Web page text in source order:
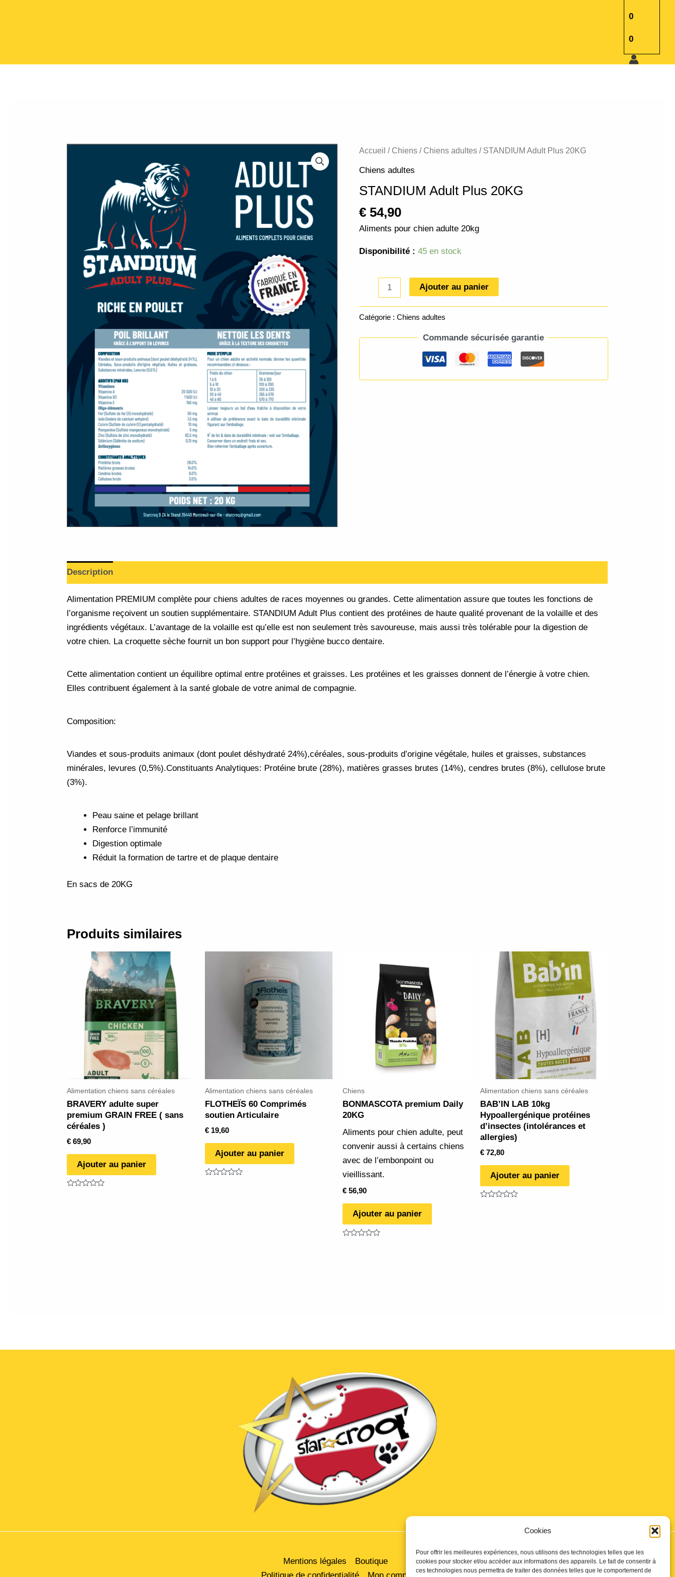
Cookies
Pour offrir les meilleures expériences, nous utilisons des technologies telles que les
cookies pour stocker et/ou accéder aux informations des appareils. Le fait de consentir à
ces technologies nous permettra de traiter des données telles que le comportement de
0
0
Accueil / Chiens / Chiens adultes / STANDIUM Adult Plus 20KG
Chiens adultes
STANDIUM Adult Plus 20KG
€ 54,90
Aliments pour chien adulte 20kg
Disponibilité : 45 en stock
quantité
Adult
Plus
Ajouter au panier
Catégorie :Chiens adultes
Commande sécurisée garantie
Description
Alimentation PREMIUM complète pour chiens adultes de races moyennes ou grandes. Cette alimentation assure que toutes les fonctions de
l’organisme reçoivent un soutien supplémentaire. STANDIUM Adult Plus contient des protéines de haute qualité provenant de la volaille et des
ingrédients végétaux. L’avantage de la volaille est qu’elle est non seulement très savoureuse, mais aussi très tolérable pour la digestion de
votre chien. La croquette sèche fournit un bon support pour l’hygiène bucco dentaire.
Cette alimentation contient un équilibre optimal entre protéines et graisses. Les protéines et les graisses donnent de l’énergie à votre chien.
Elles contribuent également à la santé globale de votre animal de compagnie.
Composition:
Viandes et sous-produits animaux (dont poulet déshydraté 24%),céréales, sous-produits d’origine végétale, huiles et graisses, substances
minérales, levures (0,5%).Constituants Analytiques: Protéine brute (28%), matières grasses brutes (14%), cendres brutes (8%), cellulose brute
(3%).
​​​​​​​Peau saine et pelage brillant
Renforce l’immunité
Digestion optimale
Réduit la formation de tartre et de plaque dentaire
En sacs de 20KG
Produits similaires
Alimentation chiens sans céréales
BRAVERY adulte super
premium GRAIN FREE ( sans
céréales )
€ 69,90
Ajouter au panier
Alimentation chiens sans céréales
FLOTHEÏS 60 Comprimés
soutien Articulaire
€19,60
Ajouter au panier
Chiens
BONMASCOTA premium Daily
20KG
Aliments pour chien adulte, peut
convenir aussi à certains chiens
avec de l’embonpoint ou
vieillissant.
€ 56,90
Ajouter au panier
Alimentation chiens sans céréales
BAB’IN LAB 10kg
Hypoallergénique protéines
d’insectes (intolérances et
allergies)
€ 72,80
Ajouter au panier
Mentions légales
Boutique
Politique de confidentialité
Mon compte